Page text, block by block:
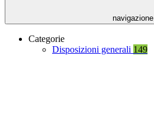
navigazione
Categorie
Disposizioni generali 149